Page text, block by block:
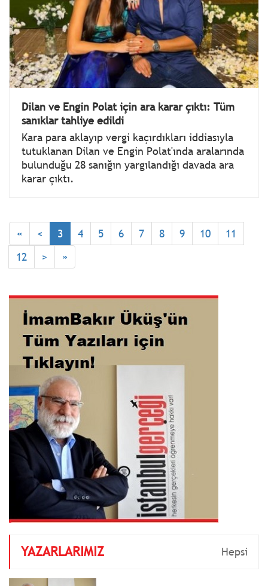
Dilan ve Engin Polat için ara karar çıktı: Tüm
sanıklar tahliye edildi
Kara para aklayıp vergi kaçırdıkları iddiasıyla
tutuklanan Dilan ve Engin Polat'ında aralarında
bulunduğu 28 sanığın yargılandığı davada ara
karar çıktı.
« < 3 4 5 6 7 8 9 10
11
12
> »
YAZARLARIMIZ Hepsi